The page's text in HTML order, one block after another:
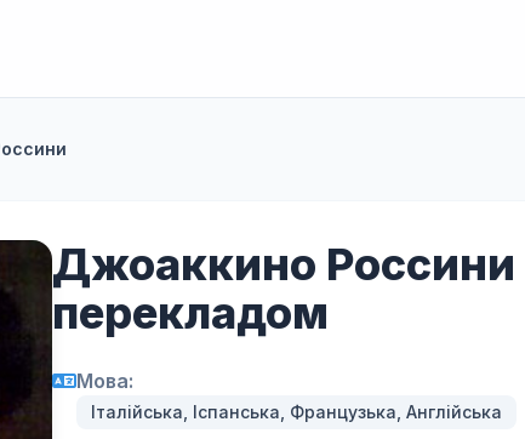
Джоаккино Россини
перекладом
Мова:
Італійська, Іспанська, Французька, Англійська